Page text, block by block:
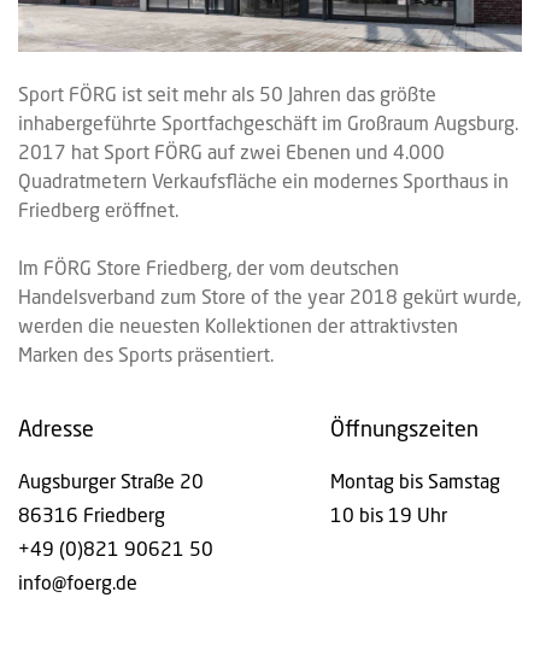
Sport FÖRG ist seit mehr als 50 Jahren das größte
inhabergeführte Sportfachgeschäft im Großraum Augsburg.
2017 hat Sport FÖRG auf zwei Ebenen und 4.000
Quadratmetern Verkaufsfläche ein modernes Sporthaus in
Friedberg eröffnet.
Im FÖRG Store Friedberg, der vom deutschen
Handelsverband zum Store of the year 2018 gekürt wurde,
werden die neuesten Kollektionen der attraktivsten
Marken des Sports präsentiert.
Adresse
Augsburger Straße 20
86316 Friedberg
+49 (0)821 90621 50
info@foerg.de
Öffnungszeiten
Montag bis Samstag
10 bis 19 Uhr